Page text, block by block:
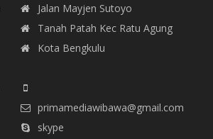
Jalan Mayjen Sutoyo
Tanah Patah Kec Ratu Agung
Kota Bengkulu
primamediawibawa@gmail.com
skype